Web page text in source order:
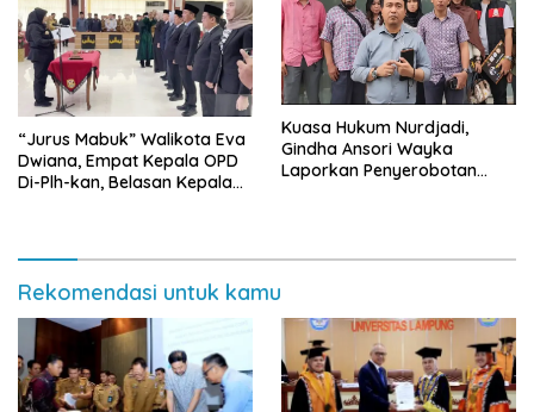
“Jurus Mabuk” Walikota Eva
Dwiana, Empat Kepala OPD
Di-Plh-kan, Belasan Kepala
Kuasa Hukum Nurdjadi,
Gindha Ansori Wayka
Laporkan Penyerobotan
Rekomendasi untuk kamu